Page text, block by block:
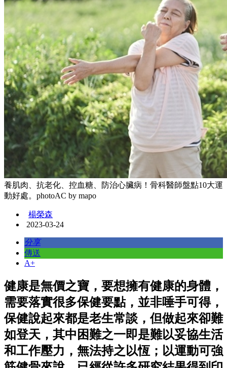
養肌肉、抗老化、控血糖、防治心臟病！骨科醫師盤點10大運
動好處。photoAC by mapo
楊榮森
2023-03-24
分享
傳送
A+
健康是無價之寶，要想擁有健康的身體，
需要落實很多保健要點，並非唾手可得，
保健說起來都是老生常談，但做起來卻難
如登天，其中困難之一即是難以妥協生活
和工作壓力，無法持之以恆；以運動可強